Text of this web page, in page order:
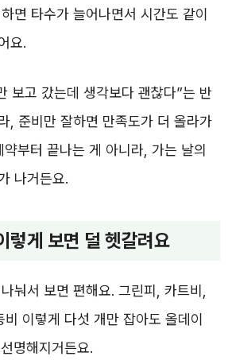
면 타수가 늘어나면서 시간도 같이
요.
보고 갔는데 생각보다 괜찮다”는 반
, 준비만 잘하면 만족도가 더 올라가
부터 끝나는 게 아니라, 가는 날의
나거든요.
렇게 보면 덜 헷갈려요
눠서 보면 편해요. 그린피, 카트비,
이렇게 다섯 개만 잡아도 올데이
명해지거든요.